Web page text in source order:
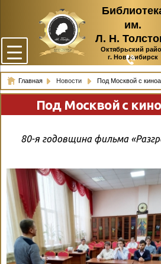
им.
Л. Н.
Октябрьский
г. Новосибирск
Главная Новости Под Москвой с
Под Москвой с
80-я годовщина фильма